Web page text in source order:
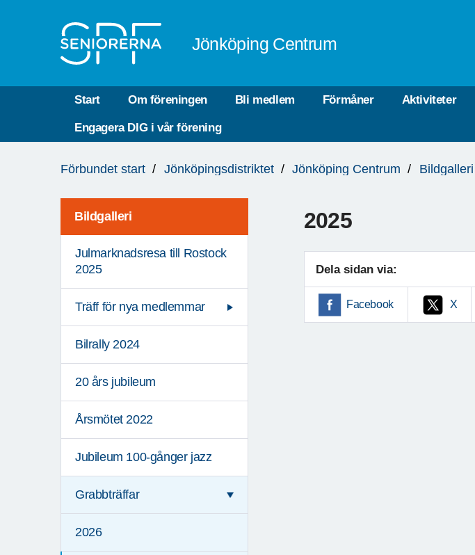
Jönköping Centrum
Start Om föreningen Bli medlem Förmåner Aktiviteter
Engagera DIG i vår förening
är
Förbundet start Jönköpingsdistriktet Jönköping Centrum Bildgalleri
Bildgalleri
Julmarknadsresa till Rostock
2025
Träff för nya medlemmar
Bilrally 2024
20 års jubileum
Årsmötet 2022
Jubileum 100-gånger jazz
Grabbträffar
2026
2025
Dela sidan via:
Facebook X